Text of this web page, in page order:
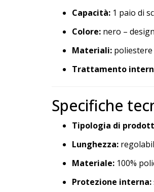
Capacità: 1 paio di
Colore: nero –
Materiali:
Trattamento
Specifiche
Tipologia di
Lunghezza:
Materiale: 100%
Protezione interna: